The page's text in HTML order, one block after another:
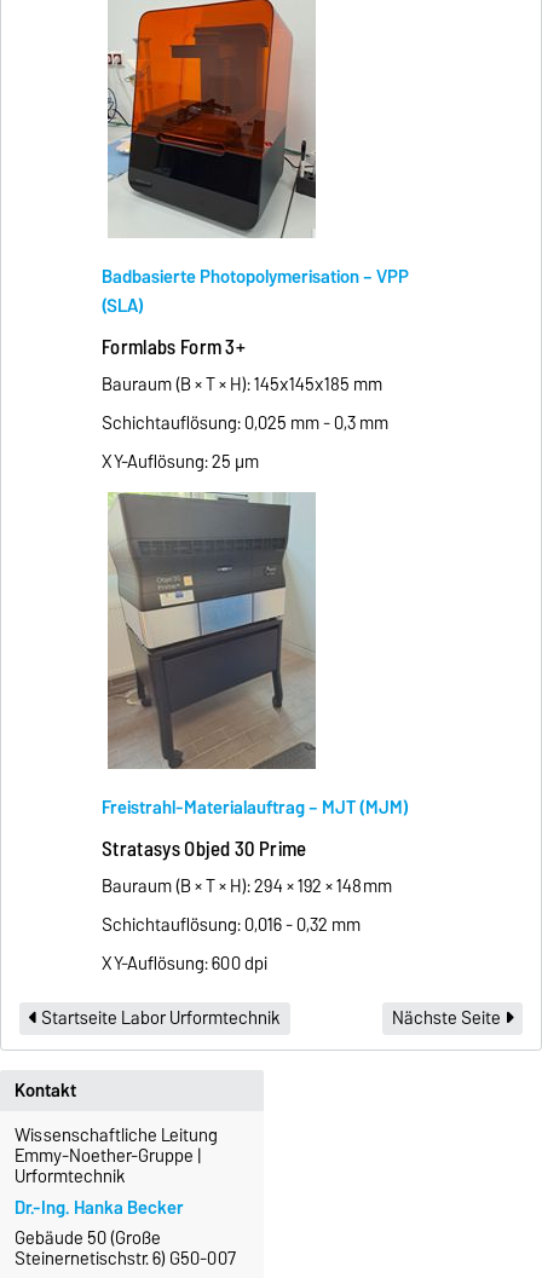
Badbasierte Photopolymerisation – VPP
(SLA)
Formlabs Form 3+
Bauraum (B × T × H): 145x145x185 mm
Schichtauflösung: 0,025 mm - 0,3 mm
XY-Auflösung: 25 μm
Freistrahl-Materialauftrag – MJT (MJM)
Stratasys Objed 30 Prime
Bauraum (B × T × H): 294 × 192 × 148 mm
Schichtauflösung: 0,016 - 0,32 mm
XY-Auflösung: 600 dpi
Startseite Labor Urformtechnik
Nächste Seite
Kontakt
Wissenschaftliche Leitung
Emmy-Noether-Gruppe |
Urformtechnik
Dr.-Ing. Hanka Becker
Gebäude 50 (Große
Steinernetischstr. 6) G50-007